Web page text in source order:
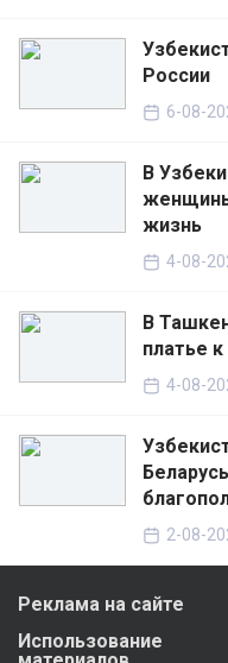
России
6-08-
В
женщины
жизнь
4-08-
В
платье
4-08-
2-08-
Реклама на сайте
Использование